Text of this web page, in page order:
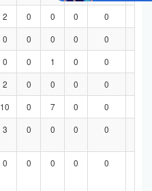
2 0 0 0 0
0 0 0 0 0
0 0 1 0 0
2 0 0 0 0
10 0 7 0 0
3 0 0 0 0
0 0 0 0 0